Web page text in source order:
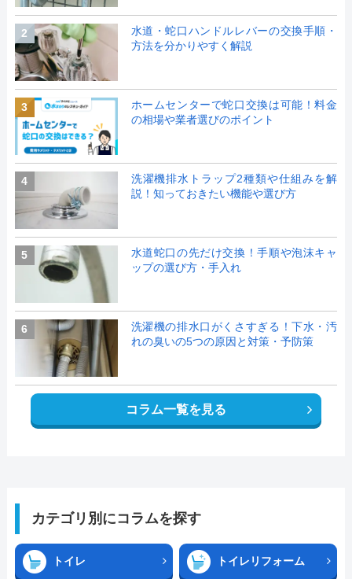
2
水道・蛇口ハンドルレバーの交換手順・
方法を分かりやすく解説
3
ホームセンターで蛇口交換は可能！料金
の相場や業者選びのポイント
4
洗濯機排水トラップ2種類や仕組みを解
説！知っておきたい機能や選び方
5
水道蛇口の先だけ交換！手順や泡沫キャ
ップの選び方・手入れ
6
洗濯機の排水口がくさすぎる！下水・汚
れの臭いの5つの原因と対策・予防策
コラム一覧を見る
カテゴリ別にコラムを探す
トイレ トイレリフォーム